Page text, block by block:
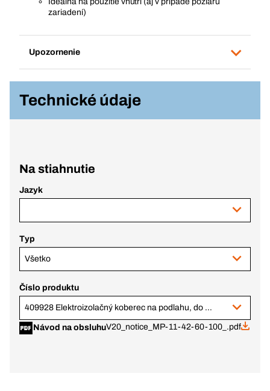
zariadení)
Upozornenie
Technické údaje
Na stiahnutie
Jazyk
Typ
Všetko
Číslo produktu
409928 Elektroizolačný koberec na podlahu, do 1 000 V AC, 1,8 kg
Návod na obsluhuV20_notice_MP-11-42-60-100_.pdf